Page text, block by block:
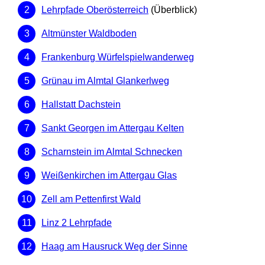
Lehrpfade Oberösterreich (Überblick)
Altmünster Waldboden
Frankenburg Würfelspielwanderweg
Grünau im Almtal Glankerlweg
Hallstatt Dachstein
Sankt Georgen im Attergau Kelten
Scharnstein im Almtal Schnecken
Weißenkirchen im Attergau Glas
Zell am Pettenfirst Wald
Linz 2 Lehrpfade
Haag am Hausruck Weg der Sinne